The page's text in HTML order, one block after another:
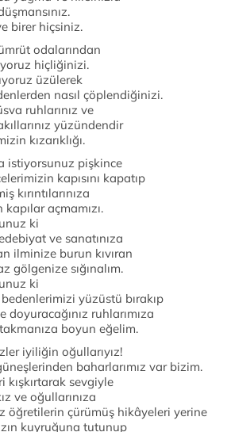
birer hiçsiniz.
odalarından
hiçliğinizi.
üzülerek
nasıl çöplendiğinizi.
ruhlarınız ve
yüzündendir
kızarıklığı.
istiyorsunuz pişkince
kapısını kapatıp
kırıntılarınıza
kapılar açmamızı.
ki
ve sanatınıza
ilminize burun kıvıran
gölgenize sığınalım.
ki
yüzüstü bırakıp
doyuracağınız ruhlarımıza
boyun eğelim.
iyiliğin oğullarıyız!
baharlarımız var bizim.
kışkırtarak sevgiyle
ve oğullarınıza
öğretilerin çürümüş hikâyeleri yerine
kuyruğuna tutunup